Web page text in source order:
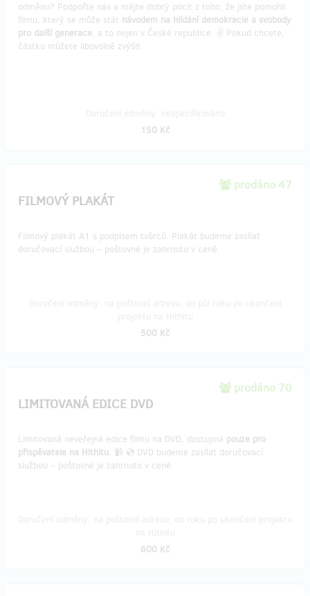
odměnu? Podpořte nás a mějte dobrý pocit z toho, že jste pomohli
filmu, který se může stát návodem na hlídání demokracie a svobody
pro další generace, a to nejen v České republice. ✌️ Pokud chcete,
částku můžete libovolně zvýšit.
150 Kč
prodáno 47
FILMOVÝ PLAKÁT
Filmový plakát A1 s podpisem tvůrců. Plakát budeme zasílat
doručovací službou – poštovné je zahrnuto v ceně.
500 Kč
prodáno 70
LIMITOVANÁ EDICE DVD
Limitovaná neveřejná edice filmu na DVD, dostupná pouze pro
přispěvatele na Hithitu. 📹 💿 DVD budeme zasílat doručovací
službou – poštovné je zahrnuto v ceně.
600 Kč